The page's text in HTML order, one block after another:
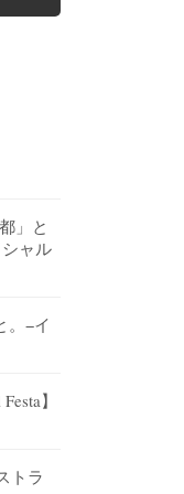
」と
ャル
。−イ
】
トラ